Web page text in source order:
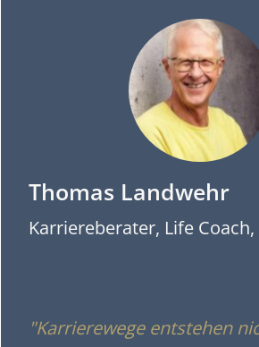
Thomas Landwehr
Karriereberater, Life Coach,
"Karrierewege entstehen